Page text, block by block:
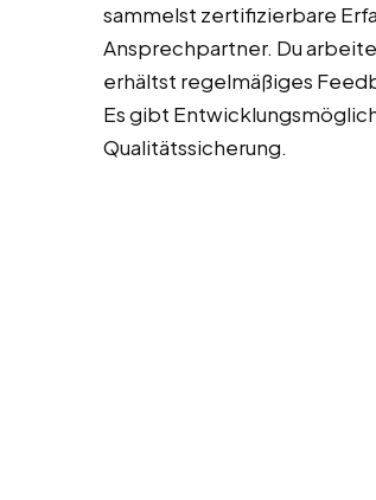
sammelst zertifizierbare
Ansprechpartner. Du
erhältst regelmäßiges
Es gibt
Qualitätssicherung.